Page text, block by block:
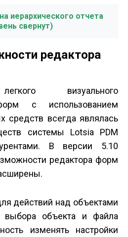
иерархического отчета
свернут)
редактора
визуального
с использованием
средств всегда являлась
системы Lotsia PDM
В версии 5.10
редактора форм
действий над объектами
выбора объекта и файла
изменять настройки